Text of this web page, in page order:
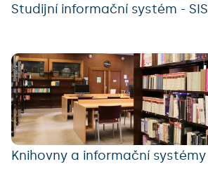
Studijní informační systém - SIS
Knihovny a informační systémy